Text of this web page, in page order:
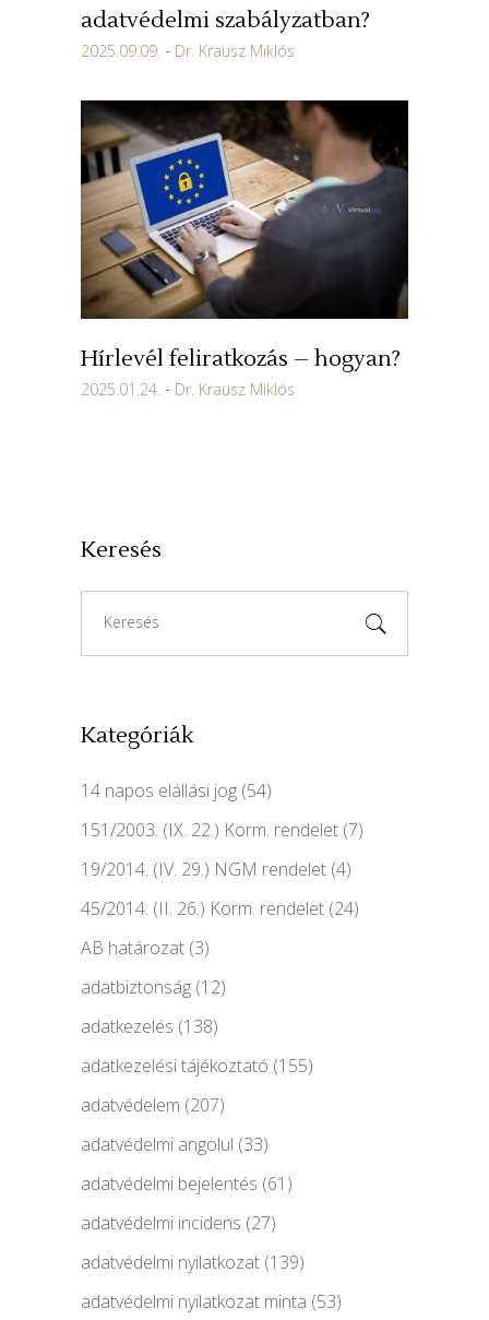
adatvédelmi szabályzatban?
2025.09.09. Dr. Krausz Miklós
Hírlevél feliratkozás – hogyan?
2025.01.24. Dr. Krausz Miklós
Keresés
for:
Kategóriák
14 napos elállási jog (54)
151/2003. (IX. 22.) Korm. rendelet (7)
19/2014. (IV. 29.) NGM rendelet (4)
45/2014. (II. 26.) Korm. rendelet (24)
AB határozat (3)
adatbiztonság (12)
adatkezelés (138)
adatkezelési tájékoztató (155)
adatvédelem (207)
adatvédelmi angolul (33)
adatvédelmi bejelentés (61)
adatvédelmi incidens (27)
adatvédelmi nyilatkozat (139)
adatvédelmi nyilatkozat minta (53)